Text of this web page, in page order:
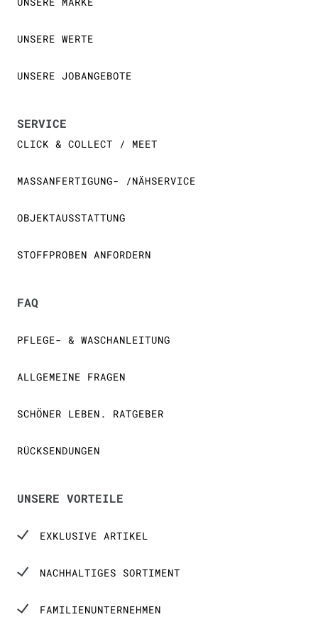
UNSERE WERTE
UNSERE JOBANGEBOTE
SERVICE
CLICK & COLLECT / MEET
MASSANFERTIGUNG- /NÄHSERVICE
OBJEKTAUSSTATTUNG
STOFFPROBEN ANFORDERN
FAQ
PFLEGE- & WASCHANLEITUNG
ALLGEMEINE FRAGEN
SCHÖNER LEBEN. RATGEBER
RÜCKSENDUNGEN
UNSERE VORTEILE
EXKLUSIVE ARTIKEL
NACHHALTIGES SORTIMENT
FAMILIENUNTERNEHMEN